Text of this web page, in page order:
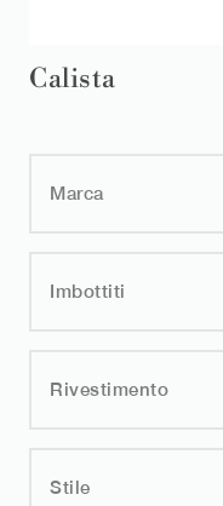
Marca
Imbottiti
Rivestimento
Stile
Calista